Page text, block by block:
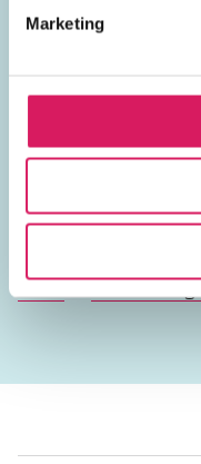
Marketing
Emneord
USA
Lignende emneord